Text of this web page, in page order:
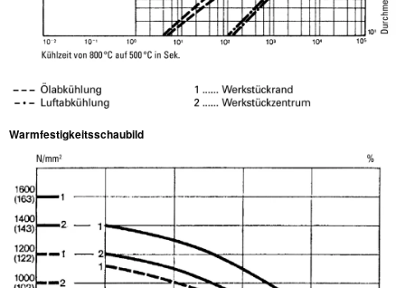
Warmfestigkeitsschaubild